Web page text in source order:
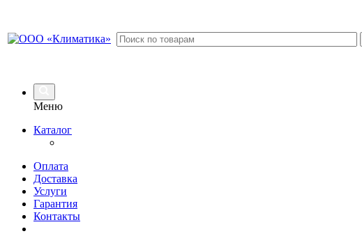
Меню
Каталог
Оплата
Доставка
Услуги
Гарантия
Контакты